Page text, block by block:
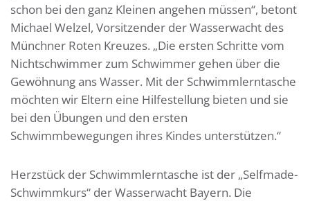
schon bei den ganz Kleinen angehen müssen“, betont
Michael Welzel, Vorsitzender der Wasserwacht des
Münchner Roten Kreuzes. „Die ersten Schritte vom
Nichtschwimmer zum Schwimmer gehen über die
Gewöhnung ans Wasser. Mit der Schwimmlerntasche
möchten wir Eltern eine Hilfestellung bieten und sie
bei den Übungen und den ersten
Schwimmbewegungen ihres Kindes unterstützen.“
Herzstück der Schwimmlerntasche ist der „Selfmade-
Schwimmkurs“ der Wasserwacht Bayern. Die